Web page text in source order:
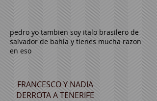
pedro yo tambien soy italo brasilero de
salvador de bahia y tienes mucha razon
en eso
FRANCESCO Y NADIA
DERROTA A TENERIFE